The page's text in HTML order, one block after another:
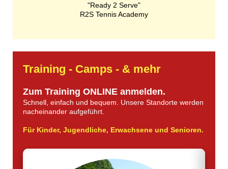
"Ready 2 Serve"
R2S Tennis Academy
Training - Camps - & mehr
Zum Training ONLINE anmelden.
Schnell, einfach und bequem.
Unsere Standorte werden
nacheinander aufgeführt.
Für Kinder, Jugendliche, Erwachsene und Senioren.